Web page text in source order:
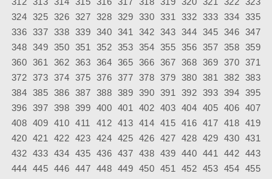
324 325 326 327 328 329 330 331 332 333 334 335
336 337 338 339 340 341 342 343 344 345 346 347
348 349 350 351 352 353 354 355 356 357 358 359
360 361 362 363 364 365 366 367 368 369 370 371
372 373 374 375 376 377 378 379 380 381 382 383
384 385 386 387 388 389 390 391 392 393 394 395
396 397 398 399 400 401 402 403 404 405 406 407
408 409 410 411 412 413 414 415 416 417 418 419
420 421 422 423 424 425 426 427 428 429 430 431
432 433 434 435 436 437 438 439 440 441 442 443
444 445 446 447 448 449 450 451 452 453 454 455